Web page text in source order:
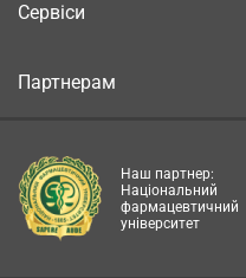
Сервіси
Партнерам
Наш партнер:
Національний
фармацевтичний
університет